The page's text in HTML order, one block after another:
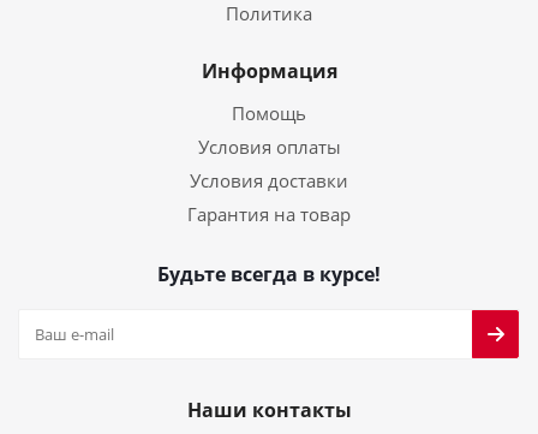
Политика
Информация
Помощь
Условия оплаты
Условия доставки
Гарантия на товар
Будьте всегда в курсе!
Наши контакты